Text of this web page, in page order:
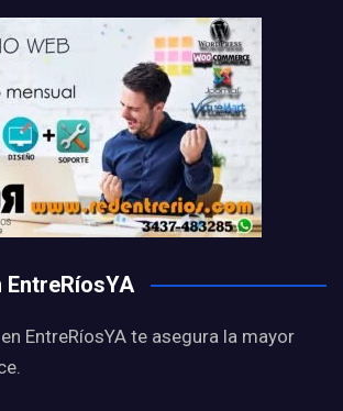
EntreRíosYA te asegura la mayor